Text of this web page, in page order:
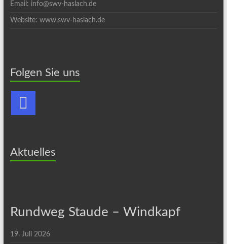
Email: info@swv-haslach.de
Website: www.swv-haslach.de
Folgen Sie uns
Aktuelles
Rundweg Staude – Windkapf
19. Juli 2026